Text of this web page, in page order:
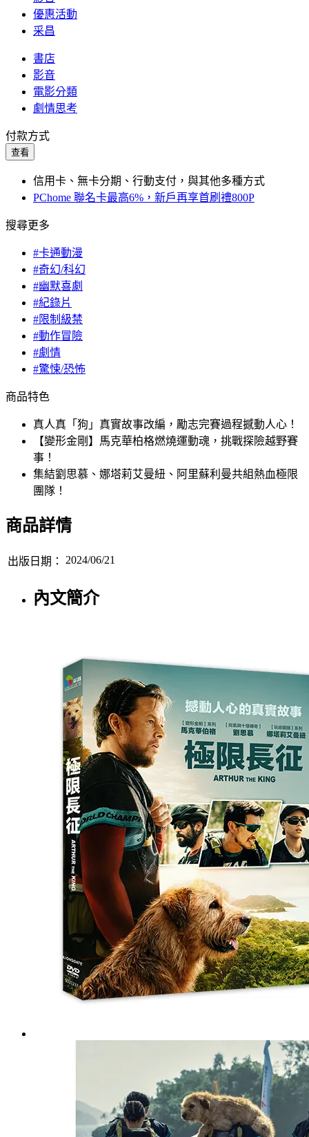
優惠活動
采昌
書店
影音
電影分類
劇情思考
付款方式
查看
信用卡、無卡分期、行動支付，與其他多種方式
PChome 聯名卡最高6%，新戶再享首刷禮800P
搜尋更多
#卡通動漫
#奇幻/科幻
#幽默喜劇
#紀錄片
#限制級禁
#動作冒險
#劇情
#驚悚/恐怖
商品特色
真人真「狗」真實故事改編，勵志完賽過程撼動人心！
【變形金剛】馬克華柏格燃燒運動魂，挑戰探險越野賽
事！
集結劉思慕、娜塔莉艾曼紐、阿里蘇利曼共組熱血極限
團隊！
商品詳情
出版日期： 2024/06/21
內文簡介